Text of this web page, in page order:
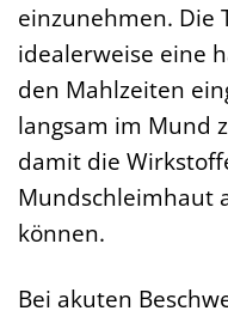
einzunehmen. Die
idealerweise eine
den Mahlzeiten
langsam im Mund
damit die
Mundschleimhaut
können.
Bei akuten